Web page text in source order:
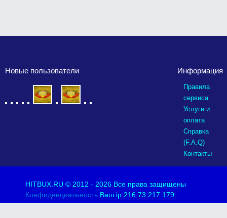
Новые пользователи Информация
Правила
сервиса
Услуги и
оплата
Справка
(F.A.Q)
Контакты
HITBUX.RU © 2012 - 2026 Все права защищены
Конфиденциальность Ваш ip:216.73.217.179